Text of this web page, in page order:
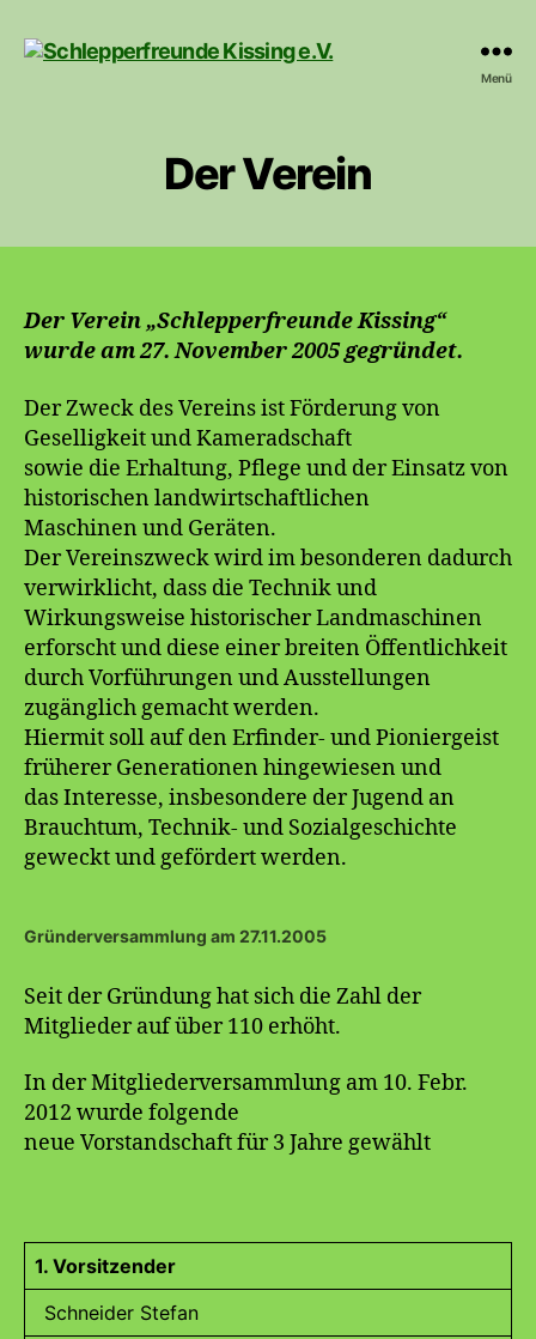
Menü
Der Verein
Der Verein „Schlepperfreunde Kissing“
wurde am 27. November 2005 gegründet.
Der Zweck des Vereins ist Förderung von
Geselligkeit und Kameradschaft
sowie die Erhaltung, Pflege und der Einsatz von
historischen landwirtschaftlichen
Maschinen und Geräten.
Der Vereinszweck wird im besonderen dadurch
verwirklicht, dass die Technik und
Wirkungsweise historischer Landmaschinen
erforscht und diese einer breiten Öffentlichkeit
durch Vorführungen und Ausstellungen
zugänglich gemacht werden.
Hiermit soll auf den Erfinder- und Pioniergeist
früherer Generationen hingewiesen und
das Interesse, insbesondere der Jugend an
Brauchtum, Technik- und Sozialgeschichte
geweckt und gefördert werden.
Gründerversammlung am 27.11.2005
Seit der Gründung hat sich die Zahl der
Mitglieder auf über 110 erhöht.
In der Mitgliederversammlung am 10. Febr.
2012 wurde folgende
neue Vorstandschaft für 3 Jahre gewählt
1. Vorsitzender
Schneider Stefan